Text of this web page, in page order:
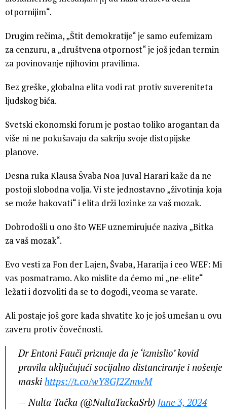
otpornijim“.
Drugim rečima, „Štit demokratije“ je samo eufemizam
za cenzuru, a „društvena otpornost“ je još jedan termin
za povinovanje njihovim pravilima.
Bez greške, globalna elita vodi rat protiv suvereniteta
ljudskog bića.
Svetski ekonomski forum je postao toliko arogantan da
više ni ne pokušavaju da sakriju svoje distopijske
planove.
Desna ruka Klausa Švaba Noa Juval Harari kaže da ne
postoji slobodna volja. Vi ste jednostavno „životinja koja
se može hakovati“ i elita drži lozinke za vaš mozak.
Dobrodošli u ono što WEF uznemirujuće naziva „Bitka
za vaš mozak“.
Evo vesti za Fon der Lajen, Švaba, Hararija i ceo WEF: Mi
vas posmatramo. Ako mislite da ćemo mi „ne-elite“
ležati i dozvoliti da se to dogodi, veoma se varate.
Ali postaje još gore kada shvatite ko je još umešan u ovu
zaveru protiv čovečnosti.
Dr Entoni Fauči priznaje da je ‘izmislio’ kovid
pravila uključujući socijalno distanciranje i nošenje
maski https://t.co/wY8GJ2ZmwM
— Nulta Tačka (@NultaTackaSrb) June 3, 2024